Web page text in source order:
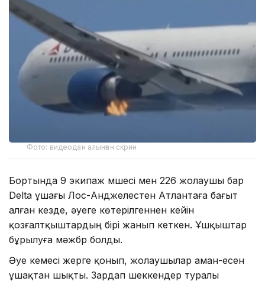
Фото: видеодан алынған скрин
Бортында 9 экипаж мүшесі мен 226 жолаушы бар
Delta ұшағы Лос-Анджелестен Атлантаға бағыт
алған кезде, әуеге көтерілгеннен кейін
қозғалтқыштардың бірі жанып кеткен. Ұшқыштар
бұрылуға мәжбүр болды.
Әуе кемесі жерге қонып, жолаушылар аман-есен
ұшақтан шықты. Зардап шеккендер туралы